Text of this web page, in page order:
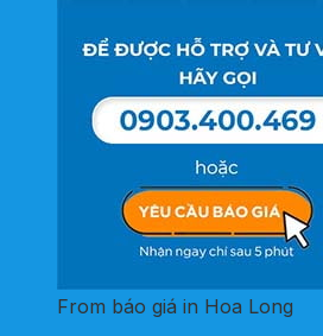
From báo giá in Hoa Long